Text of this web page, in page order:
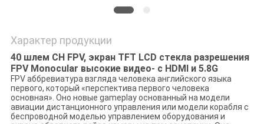
Характер продукции
40 шлем CH FPV, экран TFT LCD стекла разрешения
FPV Monocular высокие видео- с HDMI и 5.8G
FPV аббревиатура взгляда человека английского языка
первого, который «перспектива первого человека
основная». Оно новые gameplay основанный на модели
авиации дистанционного управления или модели корабля с
беспроводной моделью управлением оборудования и